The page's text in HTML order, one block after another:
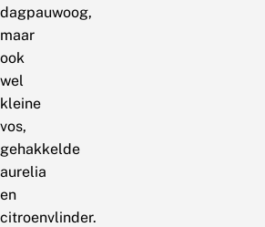
dagpauwoog,
maar
ook
wel
kleine
vos,
gehakkelde
aurelia
en
citroenvlinder.